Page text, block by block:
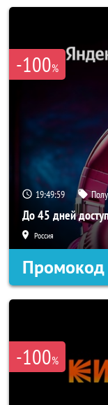
-100%
19:49:57
До 45 дней
Россия
Промокод
-100%